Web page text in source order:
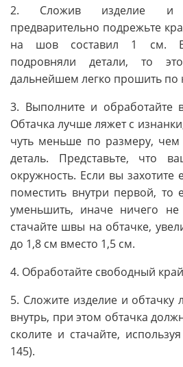
2. Сложив изделие
предварительно подрежьте
на шов составил 1 см.
подровняли детали, то
дальнейшем легко прошить по
3. Выполните и обработайте
Обтачка лучше ляжет с
чуть меньше по размеру,
деталь. Представьте, что
окружность. Если вы
поместить внутри первой, то
уменьшить, иначе ничего не
стачайте швы на обтачке,
до 1,8 см вместо 1,5 см.
4. Обработайте свободный
5. Сложите изделие и
внутрь, при этом обтачка
сколите и стачайте,
145).